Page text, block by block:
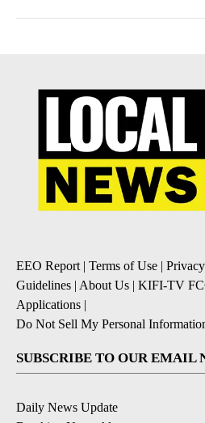
EEO Report| Terms of Use |
Guidelines | About Us | KIFI-TV
Applications |
Do Not Sell My Personal
SUBSCRIBE TO OUR EMAIL
Daily News Update